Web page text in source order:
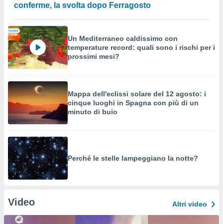
conferme, la svolta dopo Ferragosto
Un Mediterraneo caldissimo con
temperature record: quali sono i rischi per i
prossimi mesi?
Mappa dell'eclissi solare del 12 agosto: i
cinque luoghi in Spagna con più di un
minuto di buio
Perché le stelle lampeggiano la notte?
Video Altri video